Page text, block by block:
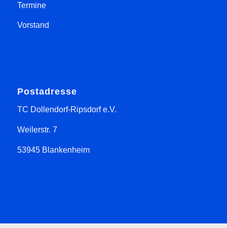
Termine
Vorstand
Postadresse
TC Dollendorf-Ripsdorf e.V.
Weilerstr. 7
53945 Blankenheim